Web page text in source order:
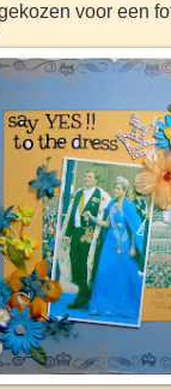
voor een